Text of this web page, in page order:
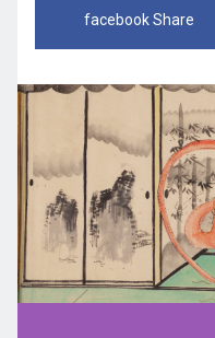
facebook Share